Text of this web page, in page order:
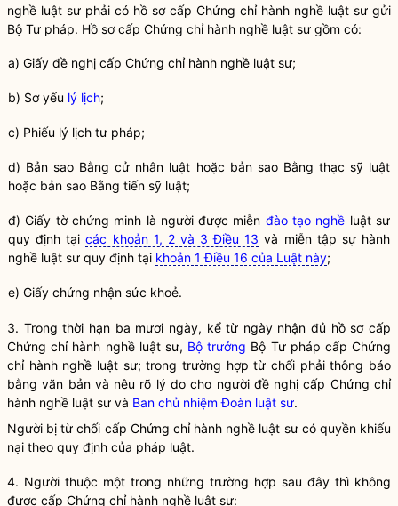
nghề luật sư phải có hồ sơ cấp Chứng chỉ hành nghề luật sư gửi
Bộ Tư pháp. Hồ sơ cấp Chứng chỉ hành nghề luật sư gồm có:
a) Giấy đề nghị cấp Chứng chỉ hành nghề luật sư;
b) Sơ yếu lý lịch;
c) Phiếu lý lịch tư pháp;
d) Bản sao Bằng cử nhân luật hoặc bản sao Bằng thạc sỹ luật
hoặc bản sao Bằng tiến sỹ luật;
đ) Giấy tờ chứng minh là người được miễn đào tạo nghề luật sư
quy định tạicác khoản 1, 2 và 3 Điều 13 và miễn tập sự hành
nghề luật sư quy định tại khoản 1 Điều 16 của Luật này;
e) Giấy chứng nhận sức khoẻ.
3. Trong thời hạn ba mươi ngày, kể từ ngày nhận đủ hồ sơ cấp
Chứng chỉ hành nghềluật sư, Bộ trưởng Bộ Tư pháp cấp Chứng
chỉ hành nghề luật sư; trong trường hợp từ chối phải thông báo
bằng văn bản và nêu rõ lý do cho người đề nghị cấp Chứng chỉ
hành nghề luật sư và Ban chủ nhiệm Đoàn luật sư.
Người bị từ chối cấp Chứng chỉ hành nghề luật sưcó quyền khiếu
nại theo quy định của pháp luật.
4. Người thuộc một trong những trường hợp sau đây thì không
được cấp Chứng chỉ hành nghề luật sư: